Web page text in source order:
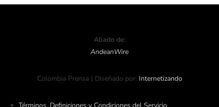
Aliado de:
AndeanWire
Colombia Prensa | Diseñado por: Internetizando